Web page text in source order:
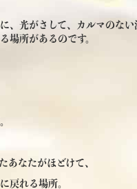
、光がさして、カルマのな
場所があるのです。
あなたがほどけて、
戻れる場所。